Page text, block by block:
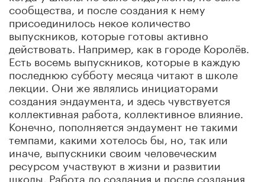
сообщества, и после создания к нему
присоединилось некое количество
выпускников, которые готовы активно
действовать. Например, как в городе Королёв.
Есть восемь выпускников, которые в каждую
последнюю субботу месяца читают в школе
лекции. Они же являлись инициаторами
создания эндаумента, и здесь чувствуется
коллективная работа, коллективное влияние.
Конечно, пополняется эндаумент не такими
темпами, какими хотелось бы, но, так или
иначе, выпускники своим человеческим
ресурсом участвуют в жизни и развитии
школы. Работа до создания и после создания